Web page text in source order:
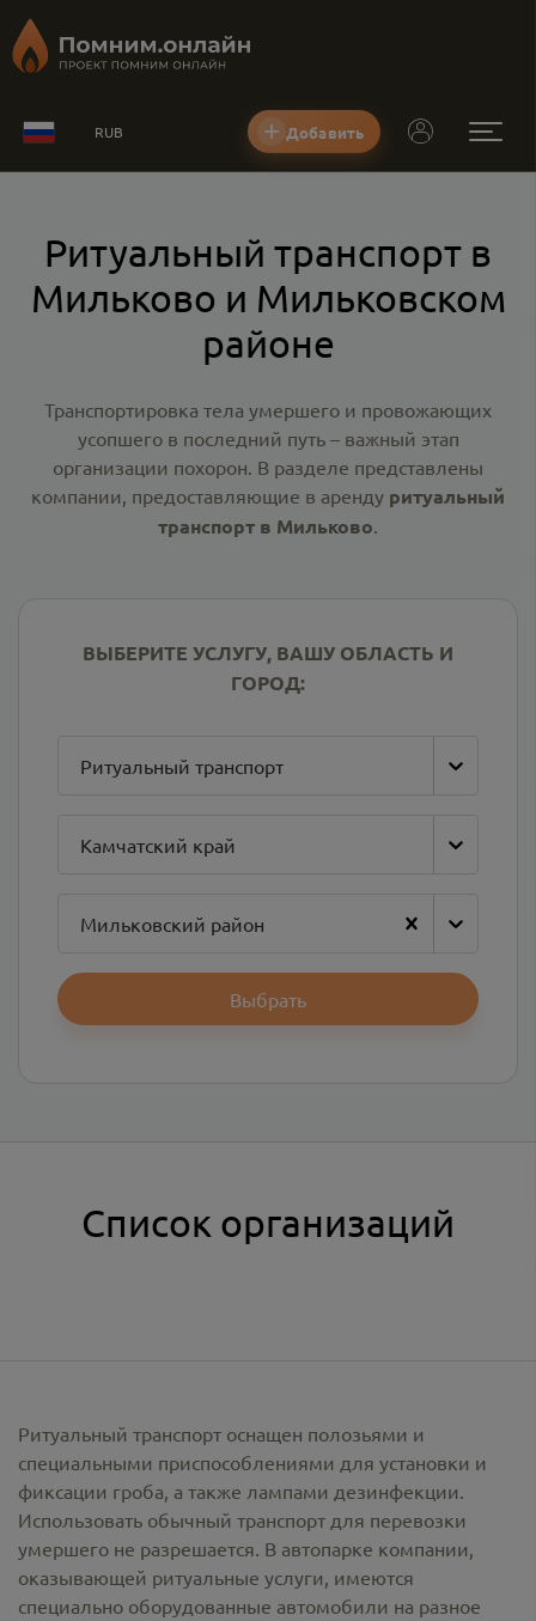
RUB Добавить
Ритуальный транспорт в
Мильково и Мильковском
районе
Транспортировка тела умершего и провожающих
усопшего в последний путь – важный этап
организации похорон. В разделе представлены
компании, предоставляющие в аренду ритуальный
транспорт в Мильково.
ВЫБЕРИТЕ УСЛУГУ, ВАШУ ОБЛАСТЬ И
ГОРОД:
Ритуальный транспорт
Камчатский край
Мильковский район
Выбрать
Список организаций
Ритуальный транспорт оснащен полозьями и
специальными приспособлениями для установки и
фиксации гроба, а также лампами дезинфекции.
Использовать обычный транспорт для перевозки
умершего не разрешается. В автопарке компании,
оказывающей ритуальные услуги, имеются
специально оборудованные автомобили на разное